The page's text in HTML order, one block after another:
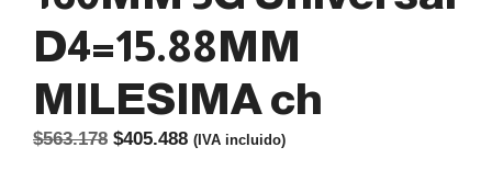
D4=15.88MM
MILESIMA ch
$563.178 El
$405.488El(IVA incluido)